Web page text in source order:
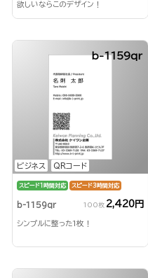
欲しいならこのデザイン！
ビジネス QRコード
b-1159qr
スピード1時間対応 スピード3時間対応
b-1159qr 100枚 2,420円
シンプルに整った1枚！